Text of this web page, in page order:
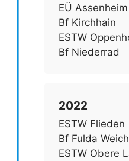
EÜ Assenheim
Bf Kirchhain
ESTW
Bf Niederrad
2022
ESTW Flieden
Bf Fulda
ESTW Obere